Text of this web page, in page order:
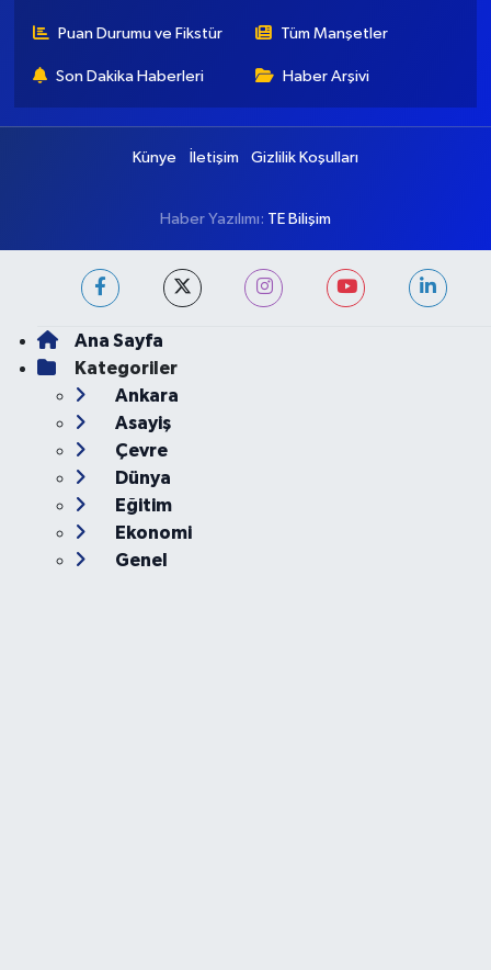
Puan Durumu ve Fikstür Tüm Manşetler
Son Dakika Haberleri Haber Arşivi
Künye İletişim Gizlilik Koşulları
Haber Yazılımı: TE Bilişim
Ana Sayfa
Kategoriler
Ankara
Asayiş
Çevre
Dünya
Eğitim
Ekonomi
Genel